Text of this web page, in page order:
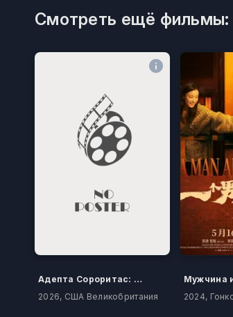
Смотреть ещё фильмы:
Адепта Сороритас: Покаяние
2026, США Великобритания
Мужчина
2024,